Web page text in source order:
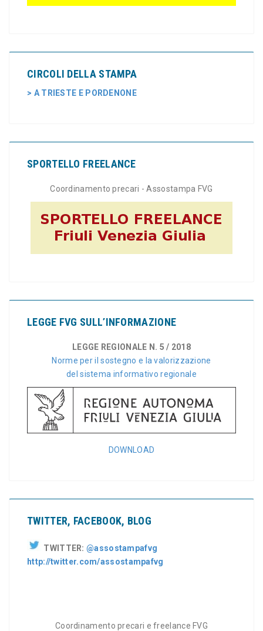
CIRCOLI DELLA STAMPA
> A TRIESTE E PORDENONE
SPORTELLO FREELANCE
Coordinamento precari - Assostampa FVG
LEGGE FVG SULL’INFORMAZIONE
LEGGE REGIONALE N. 5 / 2018
Norme per il sostegno e la valorizzazione
del sistema informativo regionale
DOWNLOAD
TWITTER, FACEBOOK, BLOG
TWITTER:@assostampafvg
http://twitter.com/assostampafvg
Coordinamento precari e freelance FVG